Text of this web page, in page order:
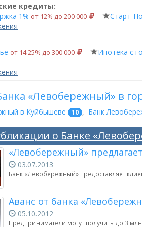
кредиты:
1% от 12% до 200 000 Старт-
от 14.25% до 300 000 Ипотека с
«Левобережный» в
в Куйбышеве 10 , Банк
о Банке
«Левобережный»
03.07.2013
Банк «Левобережный» предоставляет
Аванс от банка
05.10.2012
Предприниматели могут получить до 3